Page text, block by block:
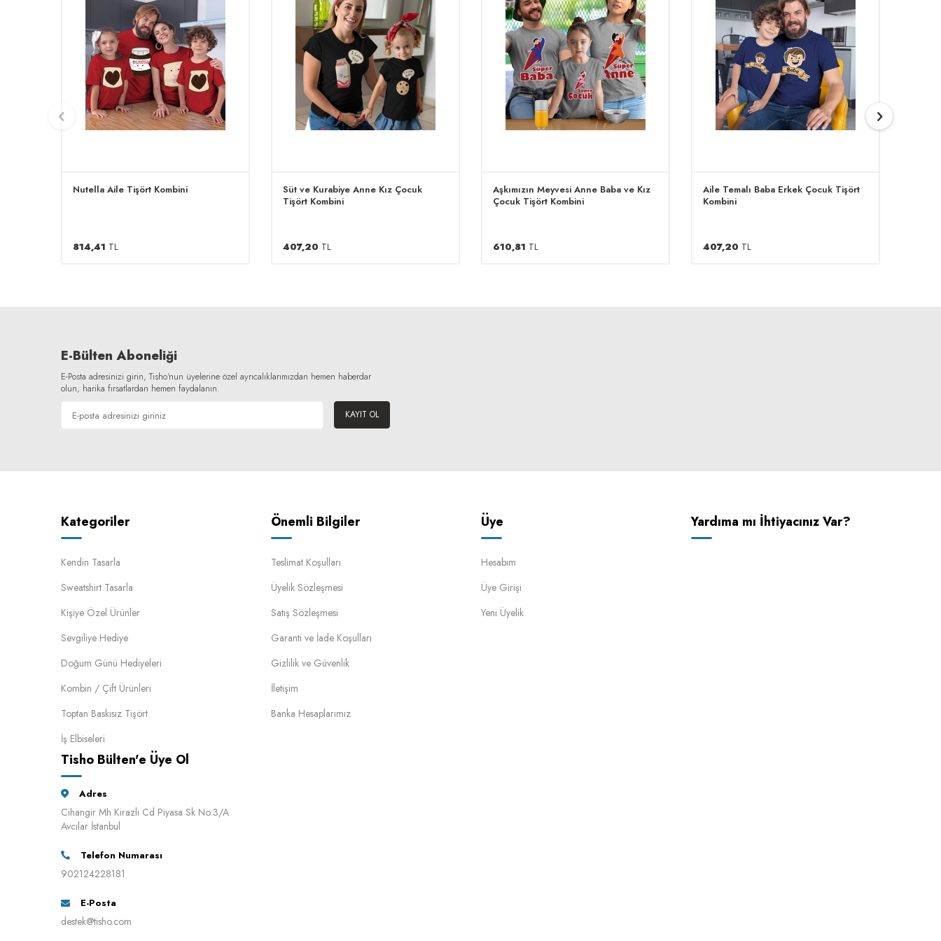
Nutella Aile Tişört Kombini
814,41 TL
Süt ve Kurabiye Anne Kız Çocuk
Tişört Kombini
407,20 TL
Aşkımızın Meyvesi Anne Baba ve Kız
Çocuk Tişört Kombini
610,81 TL
Aile Temalı Baba Erkek Çocuk Tişört
Kombini
407,20 TL
E-Bülten Aboneliği
E-Posta adresinizi girin, Tisho'nun üyelerine özel ayrıcalıklarımızdan hemen haberdar
olun, harika fırsatlardan hemen faydalanın.
KAYIT OL
Kategoriler
Kendin Tasarla
Sweatshirt Tasarla
Kişiye Özel Ürünler
Sevgiliye Hediye
Doğum Günü Hediyeleri
Kombin / Çift Ürünleri
Toptan Baskısız Tişört
İş Elbiseleri
Önemli Bilgiler
Teslimat Koşulları
Üyelik Sözleşmesi
Satış Sözleşmesi
Garanti ve İade Koşulları
Gizlilik ve Güvenlik
İletişim
Banka Hesaplarımız
Üye
Hesabım
Üye Girişi
Yeni Üyelik
Yardıma mı İhtiyacınız Var?
Tisho Bülten'e Üye Ol
Adres
Cihangir Mh Kirazlı Cd Piyasa Sk No:3/A
Avcılar İstanbul
Telefon Numarası
902124228181
E-Posta
destek@tisho.com